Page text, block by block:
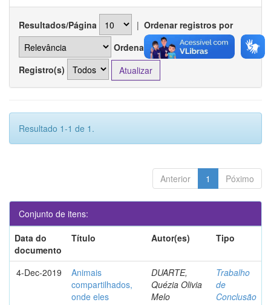
Resultados/Página | Ordenar registros por
Ordenar
Registro(s)
Resultado 1-1 de 1.
Anterior 1 Póximo
Conjunto de itens:
Data do
documento
Título Autor(es) Tipo
4-Dec-2019
Animais
compartilhados,
onde eles
DUARTE,
Quézia Olivia
Melo
Trabalho
de
Conclusão